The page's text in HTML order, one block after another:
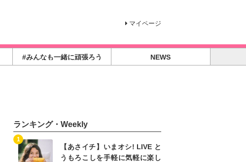
マイページ
#みんなも一緒に頑張ろう NEWS
ランキング・Weekly
【あさイチ】いまオシ! LIVE と
うもろこしを手軽に気軽に楽し
1